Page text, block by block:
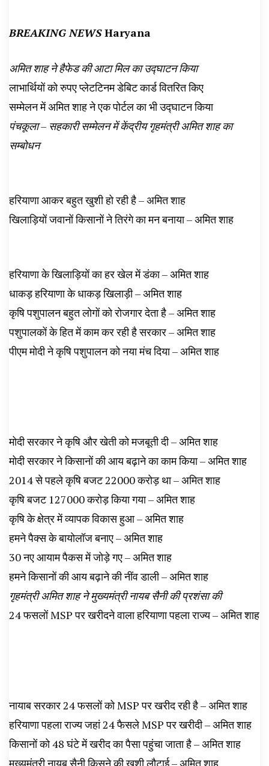
BREAKING NEWSHaryana
अमित शाह ने हैफेड की आटा मिल का उद्घाटन किया
लाभार्थियों को रुपए प्लेटटिनम डेबिट कार्ड वितरित किए
सम्मेलन में अमित शाह ने एक पोर्टल का भी उद्घाटन किया
पंचकूला – सहकारी सम्मेलन में केंद्रीय गृहमंत्री अमित शाह का
सम्बोधन
हरियाणा आकर बहुत खुशी हो रही है – अमित शाह
खिलाड़ियों जवानों किसानों ने तिरंगे का मन बनाया – अमित शाह
हरियाणा के खिलाड़ियों का हर खेल में डंका – अमित शाह
धाकड़ हरियाणा के धाकड़ खिलाड़ी – अमित शाह
कृषि पशुपालन बहुत लोगों को रोजगार देता है – अमित शाह
पशुपालकों के हित में काम कर रही है सरकार – अमित शाह
पीएम मोदी ने कृषि पशुपालन को नया मंच दिया – अमित शाह
मोदी सरकार ने कृषि और खेती को मजबूती दी – अमित शाह
मोदी सरकार ने किसानों की आय बढ़ाने का काम किया – अमित शाह
2014 से पहले कृषि बजट 22000 करोड़ था – अमित शाह
कृषि बजट 127000 करोड़ किया गया – अमित शाह
कृषि के क्षेत्र में व्यापक विकास हुआ – अमित शाह
हमने पैक्स के बायोलॉज बनाए – अमित शाह
30 नए आयाम पैकस में जोड़े गए – अमित शाह
हमने किसानों की आय बढ़ाने की नींव डाली – अमित शाह
गृहमंत्री अमित शाह ने मुख्यमंत्री नायब सैनी की प्रशंसा की
24 फसलों MSP पर खरीदने वाला हरियाणा पहला राज्य – अमित शाह
नायाब सरकार 24 फसलों को MSP पर खरीद रही है – अमित शाह
हरियाणा पहला राज्य जहां 24 फैसले MSP पर खरीदी – अमित शाह
किसानों को 48 घंटे में खरीद का पैसा पहुंचा जाता है – अमित शाह
मुख्यमंत्री नायब सैनी किसने की खुशी लौटाई – अमित शाह